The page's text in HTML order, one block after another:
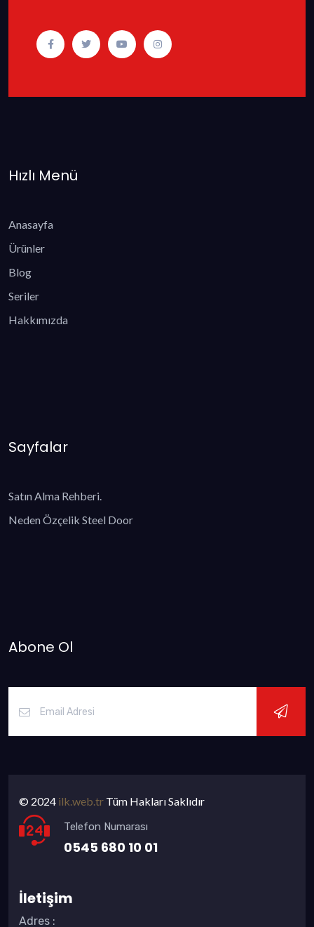
Hızlı Menü
Anasayfa
Ürünler
Blog
Seriler
Hakkımızda
Sayfalar
Satın Alma Rehberi.
Neden Özçelik Steel Door
Abone Ol
© 2024 ilk.web.tr Tüm Hakları Saklıdır
Telefon Numarası
0545 680 10 01
İletişim
Adres :